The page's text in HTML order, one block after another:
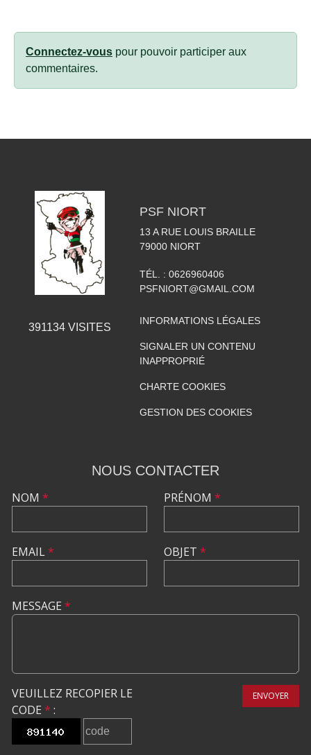
Connectez-vous pour pouvoir participer aux
commentaires.
391134VISITES
PSF NIORT
13 A RUE LOUIS BRAILLE
79000 NIORT
TÉL. : 0626960406
PSFNIORT@GMAIL.COM
INFORMATIONS LÉGALES
SIGNALER UN CONTENU
INAPPROPRIÉ
CHARTE COOKIES
GESTION DES COOKIES
NOUS CONTACTER
NOM *
EMAIL*
PRÉNOM *
OBJET *
MESSAGE *
VEUILLEZ RECOPIER LE
CODE * :
ENVOYER